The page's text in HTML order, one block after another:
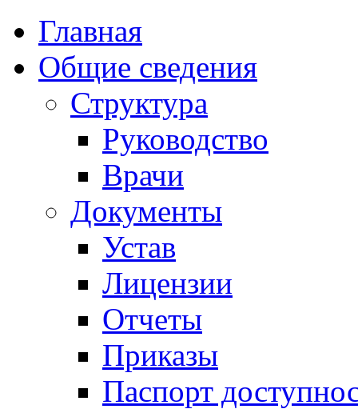
Главная
Общие сведения
Структура
Руководство
Врачи
Документы
Устав
Лицензии
Отчеты
Приказы
Паспорт